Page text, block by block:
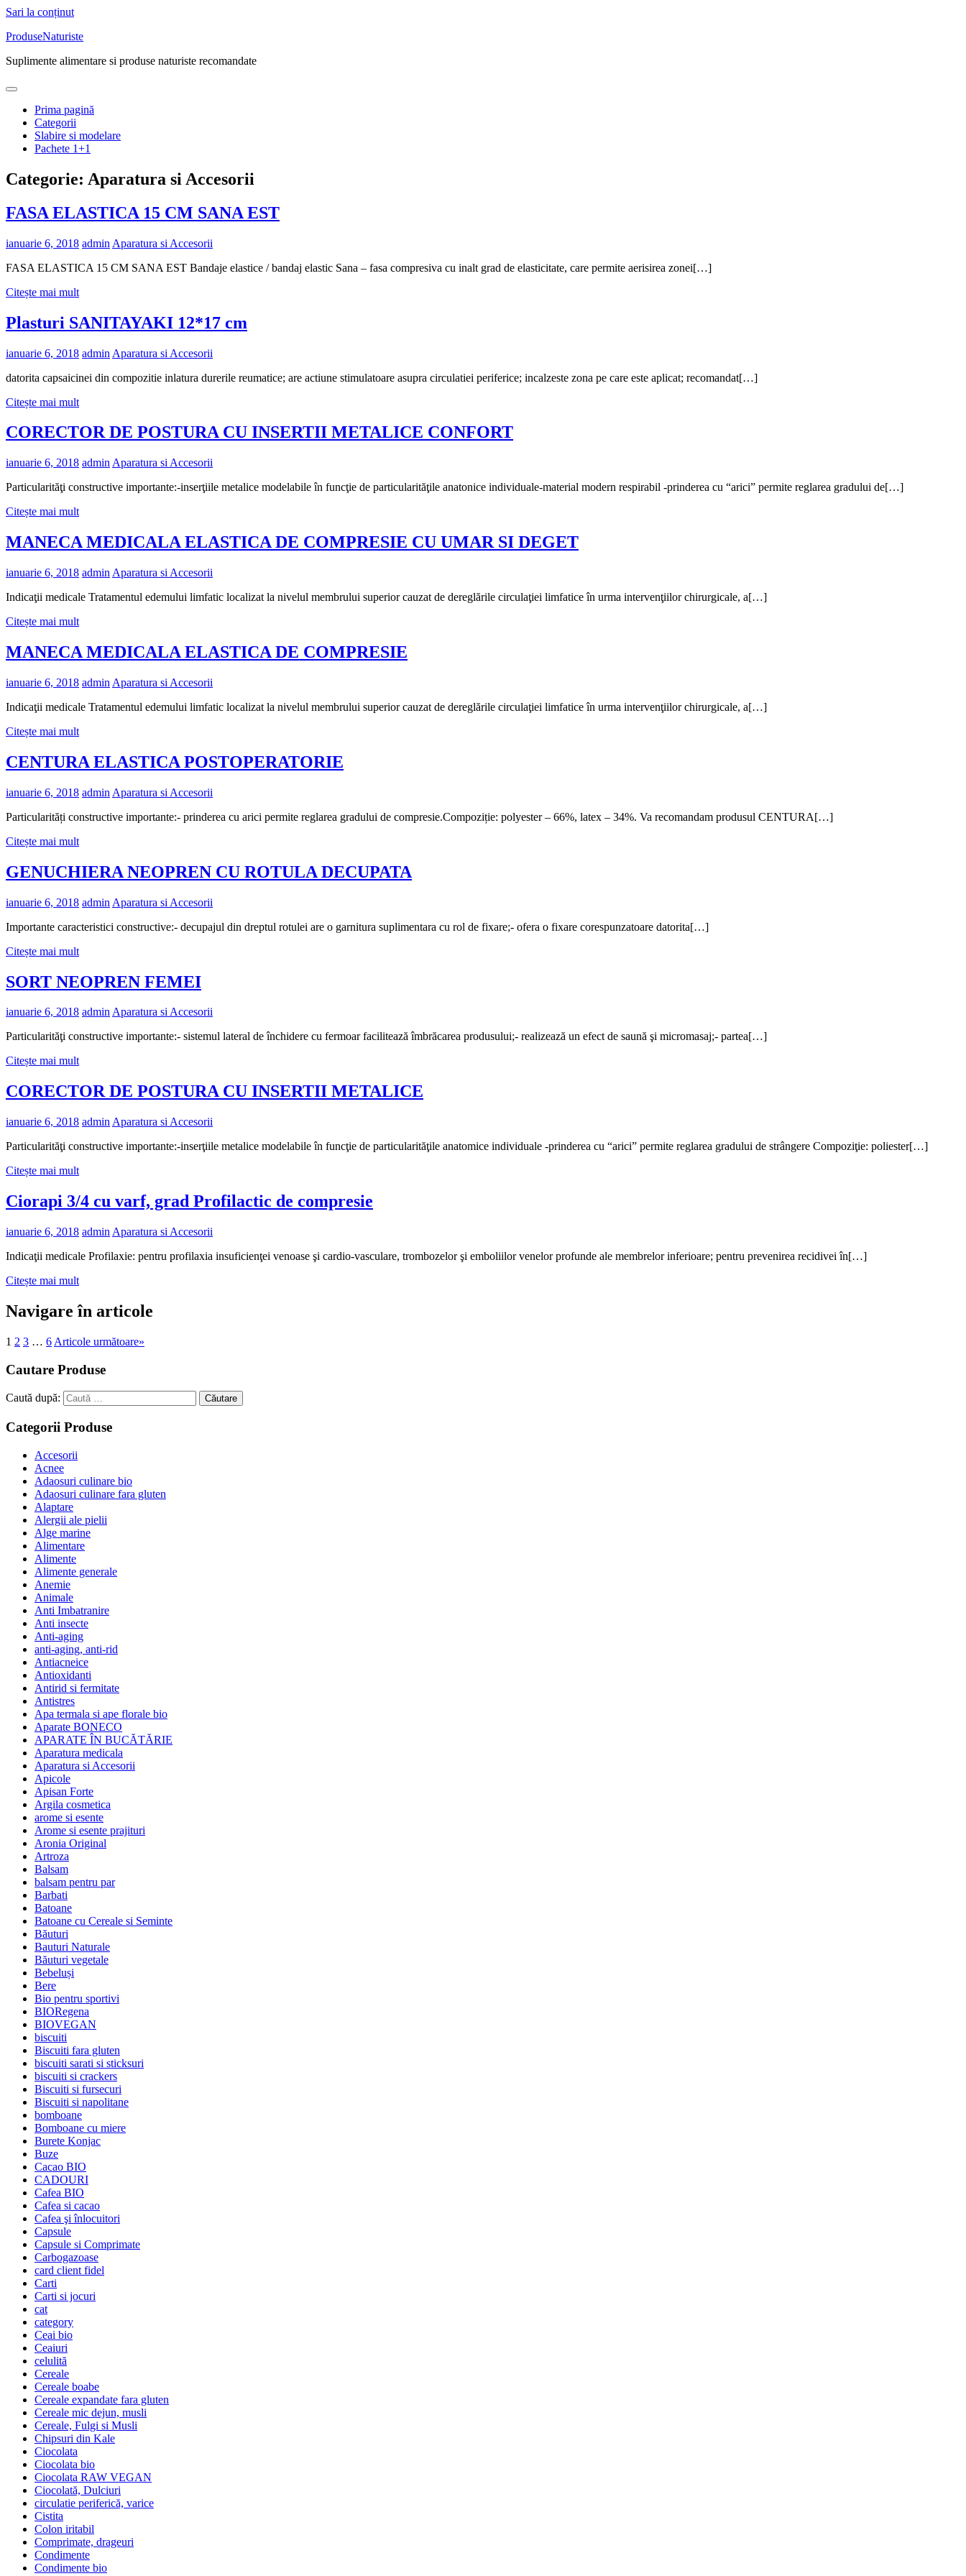
Sari la conținut
ProduseNaturiste
Suplimente alimentare si produse naturiste recomandate
Prima pagină
Categorii
Slabire si modelare
Pachete 1+1
Categorie: Aparatura si Accesorii
FASA ELASTICA 15 CM SANA EST
ianuarie 6, 2018 admin Aparatura si Accesorii
FASA ELASTICA 15 CM SANA EST Bandaje elastice / bandaj elastic Sana – fasa compresiva cu inalt grad de elasticitate, care permite aerisirea zonei[…]
Citește mai mult
Plasturi SANITAYAKI 12*17 cm
ianuarie 6, 2018 admin Aparatura si Accesorii
datorita capsaicinei din compozitie inlatura durerile reumatice; are actiune stimulatoare asupra circulatiei periferice; incalzeste zona pe care este aplicat; recomandat[…]
Citește mai mult
CORECTOR DE POSTURA CU INSERTII METALICE CONFORT
ianuarie 6, 2018 admin Aparatura si Accesorii
Particularităţi constructive importante:-inserţiile metalice modelabile în funcţie de particularităţile anatonice individuale-material modern respirabil -prinderea cu “arici” permite reglarea gradului de[…]
Citește mai mult
MANECA MEDICALA ELASTICA DE COMPRESIE CU UMAR SI DEGET
ianuarie 6, 2018 admin Aparatura si Accesorii
Indicaţii medicale Tratamentul edemului limfatic localizat la nivelul membrului superior cauzat de dereglările circulaţiei limfatice în urma intervenţiilor chirurgicale, a[…]
Citește mai mult
MANECA MEDICALA ELASTICA DE COMPRESIE
ianuarie 6, 2018 admin Aparatura si Accesorii
Indicaţii medicale Tratamentul edemului limfatic localizat la nivelul membrului superior cauzat de dereglările circulaţiei limfatice în urma intervenţiilor chirurgicale, a[…]
Citește mai mult
CENTURA ELASTICA POSTOPERATORIE
ianuarie 6, 2018 admin Aparatura si Accesorii
Particularități constructive importante:- prinderea cu arici permite reglarea gradului de compresie.Compoziție: polyester – 66%, latex – 34%. Va recomandam produsul CENTURA[…]
Citește mai mult
GENUCHIERA NEOPREN CU ROTULA DECUPATA
ianuarie 6, 2018 admin Aparatura si Accesorii
Importante caracteristici constructive:- decupajul din dreptul rotulei are o garnitura suplimentara cu rol de fixare;- ofera o fixare corespunzatoare datorita[…]
Citește mai mult
SORT NEOPREN FEMEI
ianuarie 6, 2018 adminAparatura si Accesorii
Particularităţi constructive importante:- sistemul lateral de închidere cu fermoar facilitează îmbrăcarea produsului;- realizează un efect de saună şi micromasaj;- partea[…]
Citește mai mult
CORECTOR DE POSTURA CU INSERTII METALICE
ianuarie 6, 2018 admin Aparatura si Accesorii
Particularităţi constructive importante:-inserţiile metalice modelabile în funcţie de particularităţile anatomice individuale -prinderea cu “arici” permite reglarea gradului de strângere Compoziţie: poliester[…]
Citește mai mult
Ciorapi 3/4 cu varf, grad Profilactic de compresie
ianuarie 6, 2018 admin Aparatura si Accesorii
Indicaţii medicale Profilaxie: pentru profilaxia insuficienţei venoase şi cardio-vasculare, trombozelor şi emboliilor venelor profunde ale membrelor inferioare; pentru prevenirea recidivei în[…]
Citește mai mult
Navigare în articole
1 2 3 … 6 Articole următoare»
Cautare Produse
Caută după: Căutare
Categorii Produse
Accesorii
Acnee
Adaosuri culinare bio
Adaosuri culinare fara gluten
Alaptare
Alergii ale pielii
Alge marine
Alimentare
Alimente
Alimente generale
Anemie
Animale
Anti Imbatranire
Anti insecte
Anti-aging
anti-aging, anti-rid
Antiacneice
Antioxidanti
Antirid si fermitate
Antistres
Apa termala si ape florale bio
Aparate BONECO
APARATE ÎN BUCĂTĂRIE
Aparatura medicala
Aparatura si Accesorii
Apicole
Apisan Forte
Argila cosmetica
arome si esente
Arome si esente prajituri
Aronia Original
Artroza
Balsam
balsam pentru par
Barbati
Batoane
Batoane cu Cereale si Seminte
Băuturi
Bauturi Naturale
Băuturi vegetale
Bebeluși
Bere
Bio pentru sportivi
BIORegena
BIOVEGAN
biscuiti
Biscuiti fara gluten
biscuiti sarati si sticksuri
biscuiti si crackers
Biscuiti si fursecuri
Biscuiti si napolitane
bomboane
Bomboane cu miere
Burete Konjac
Buze
Cacao BIO
CADOURI
Cafea BIO
Cafea si cacao
Cafea şi înlocuitori
Capsule
Capsule si Comprimate
Carbogazoase
card client fidel
Carti
Carti si jocuri
cat
category
Ceai bio
Ceaiuri
celulită
Cereale
Cereale boabe
Cereale expandate fara gluten
Cereale mic dejun, musli
Cereale, Fulgi si Musli
Chipsuri din Kale
Ciocolata
Ciocolata bio
Ciocolata RAW VEGAN
Ciocolată, Dulciuri
circulatie periferică, varice
Cistita
Colon iritabil
Comprimate, drageuri
Condimente
Condimente bio